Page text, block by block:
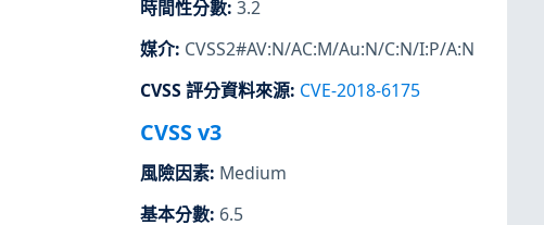
時間性分數: 3.2
媒介: CVSS2#AV:N/AC:M/Au:N/C:N/I:P/A:N
CVSS 評分資料來源: CVE-2018-6175
CVSS v3
風險因素: Medium
基本分數: 6.5